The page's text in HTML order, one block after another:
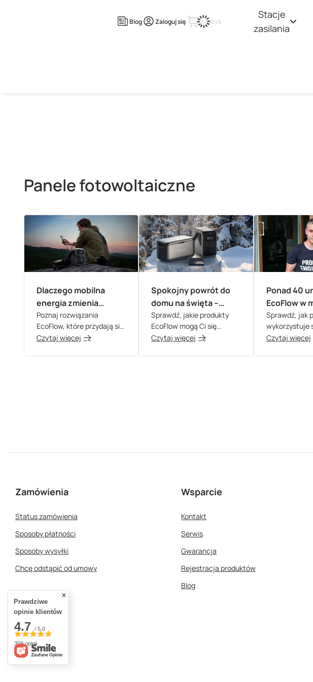
Blog Zaloguj się Koszyk
Stacje
zasilania
Panele fotowoltaiczne
Dlaczego mobilna
energia zmienia
sposób, w jaki
podróżujemy?
Poznaj rozwiązania
EcoFlow, które przydają się
podczas podróży!
Czytaj więcej
Spokojny powrót do
domu na święta –
podróż bez stresu z
EcoFlow
Sprawdź, jakie produkty
EcoFlow mogą Ci się
przydać podczas powrotów
tylko!
Czytaj więcej
Ponad 40
EcoFlow w
wywiad z
Pawłem,
naszych
aktywnym
Sprawdź, jak
wykorzystuje
EcoFlow i
Czytaj więcej
Zamówienia
Status zamówienia
Sposoby płatności
Sposoby wysyłki
Chcę odstąpić od umowy
Wsparcie
Kontakt
Serwis
Gwarancja
Rejestracja produktów
Blog
Prawdziwe
opinie klientów
4.7 / 5.0
309 opinii